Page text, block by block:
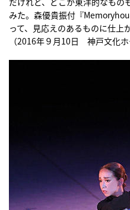
みた。森優貴振付『
って、見応えのあるものに仕上
（2016年９月10日 神戸文化ホ